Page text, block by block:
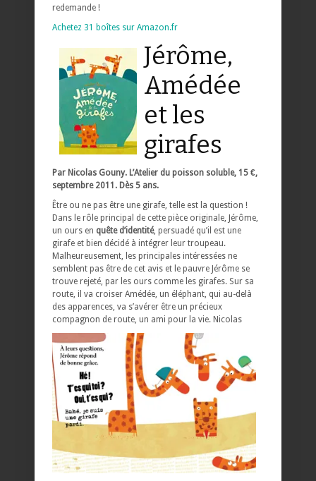
redemande !
Achetez 31 boîtes sur Amazon.fr
Jérôme,
Amédée
et les
girafes
Par Nicolas Gouny. L’Atelier du poisson soluble, 15 €,
septembre 2011. Dès 5 ans.
Être ou ne pas être une girafe, telle est la question !
Dans le rôle principal de cette pièce originale, Jérôme,
un ours en quête d’identité, persuadé qu’il est une
girafe et bien décidé à intégrer leur troupeau.
Malheureusement, les principales intéressées ne
semblent pas être de cet avis et le pauvre Jérôme se
trouve rejeté, par les ours comme les girafes. Sur sa
route, il va croiser Amédée, un éléphant, qui au-delà
des apparences, va s’avérer être un précieux
compagnon de route, un ami pour la vie. Nicolas